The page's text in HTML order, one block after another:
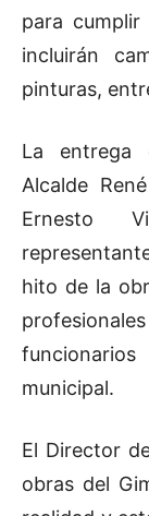
para
incluirán
pinturas,
La entrega
Alcalde
Ernesto
hito de la
municipal.
El Director
obras del